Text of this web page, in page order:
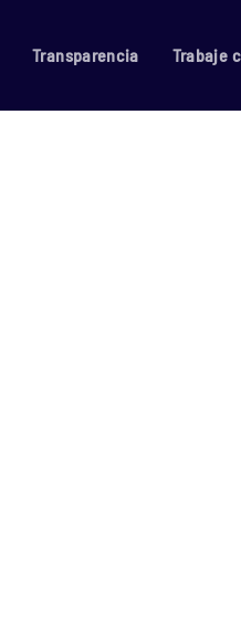
Transparencia Trabaje